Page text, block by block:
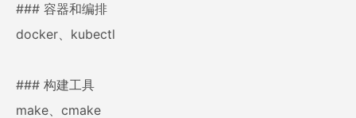
### 容器和编排
docker、kubectl
### 构建工具
make、cmake